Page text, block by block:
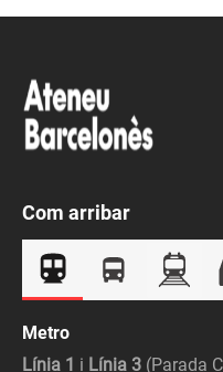
Com arribar
Metro
Línia 1 i Línia 3 (Parada